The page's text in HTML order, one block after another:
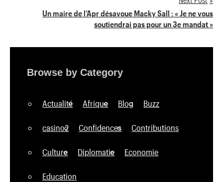
Un maire de l’Apr désavoue Macky Sall : « Je ne vous
soutiendrai pas pour un 3e mandat »
Browse by Category
Actualité Afrique Blog Buzz
casino2 Confidences Contributions
Culture Diplomatie Economie
Education